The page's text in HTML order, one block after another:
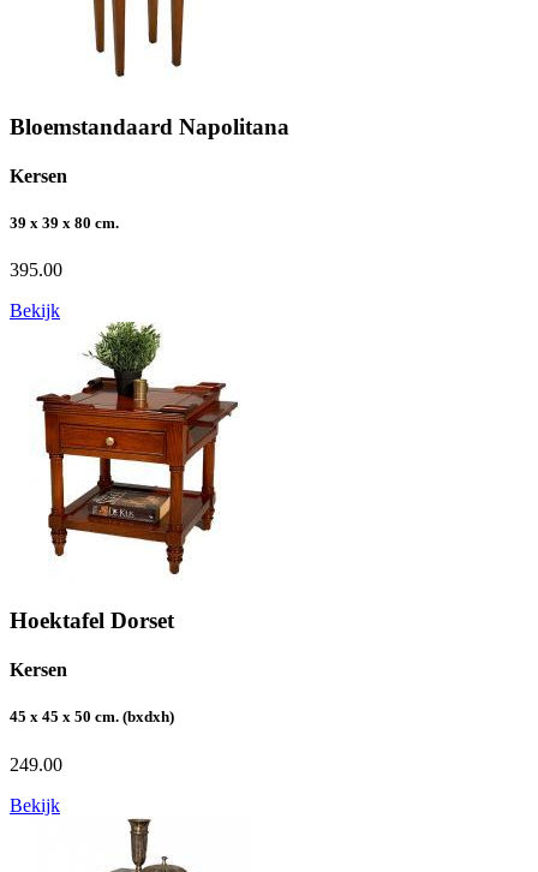
Bloemstandaard Napolitana
Kersen
39 x 39 x 80 cm.
395.00
Bekijk
Hoektafel Dorset
Kersen
45 x 45 x 50 cm. (bxdxh)
249.00
Bekijk